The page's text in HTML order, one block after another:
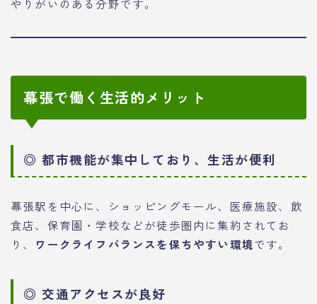
やりがいのある分野です。
幕張で働く生活的メリット
◎ 都市機能が集中しており、生活が便利
幕張駅を中心に、ショッピングモール、医療施設、飲
食店、保育園・学校などが徒歩圏内に集約されてお
り、
ワークライフバランスを保ちやすい環境です。
◎ 交通アクセスが良好